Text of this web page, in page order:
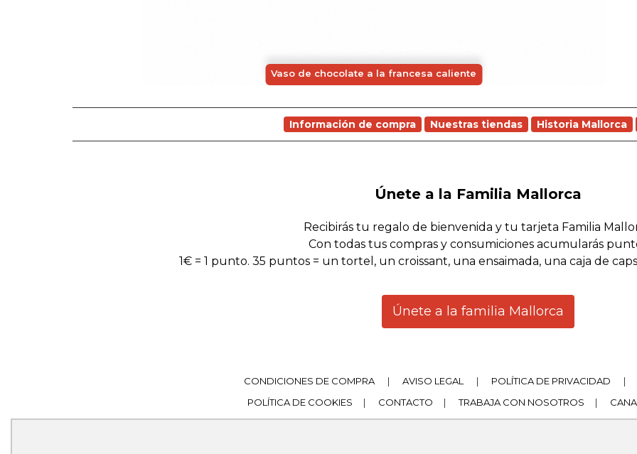
Vaso de chocolate a la francesa caliente
Información de compra Nuestras tiendas Historia Mallorca
Únete a la Familia Mallorca
Recibirás tu regalo de bienvenida y tu tarjeta Familia
Con todas tus compras y consumiciones acumularás
1€ = 1 punto. 35 puntos = un tortel, un croissant, una ensaimada, una caja de
Únete a la familia Mallorca
CONDICIONES DE COMPRA | AVISO LEGAL | POLÍTICA DE PRIVACIDAD
|
POLÍTICA DE COOKIES
| CONTACTO | TRABAJA CON NOSOTROS |